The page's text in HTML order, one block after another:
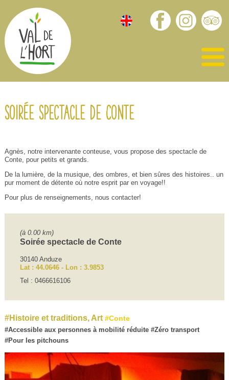
Soirée spectacle de Conte
Agnès, notre intervenante conteuse, vous propose des spectacle de
Conte, pour petits et grands.
De la lumière, de la musique, des ombres, et bien sûres des histoires.. un
pur moment de détente où notre esprit par en voyage!!
Pour plus de renseignements, nous contacter!
(à 0.00 km)
Soirée spectacle de Conte
30140 Anduze
Lat : 44.0646 - Lon : 3.9853
Tel : 0466616106
Histoire et traditions, Art Conte
Accessible aux personnes à mobilité réduite
Zéro transport
Pour les pitchouns